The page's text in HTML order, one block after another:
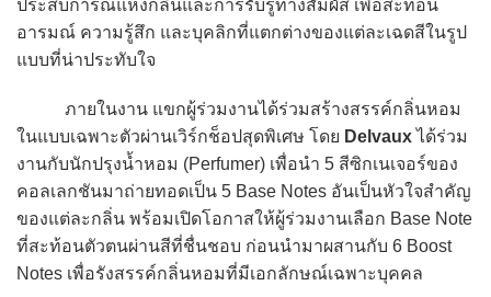
ประสบการณ์แห่งกลิ่นและการรับรู้ทางสัมผัส เพื่อสะท้อน
อารมณ์ ความรู้สึก และบุคลิกที่แตกต่างของแต่ละเฉดสีในรูป
แบบที่น่าประทับใจ
ภายในงาน แขกผู้ร่วมงานได้ร่วมสร้างสรรค์กลิ่นหอม
ในแบบเฉพาะตัวผ่านเวิร์กช็อปสุดพิเศษ โดย Delvauxได้ร่วม
งานกับนักปรุงน้ำหอม (Perfumer) เพื่อนำ 5 สีซิกเนเจอร์ของ
คอลเลกชันมาถ่ายทอดเป็น 5 Base Notes อันเป็นหัวใจสำคัญ
ของแต่ละกลิ่น พร้อมเปิดโอกาสให้ผู้ร่วมงานเลือก Base Note
ที่สะท้อนตัวตนผ่านสีที่ชื่นชอบ ก่อนนำมาผสานกับ 6 Boost
Notes เพื่อรังสรรค์กลิ่นหอมที่มีเอกลักษณ์เฉพาะบุคคล